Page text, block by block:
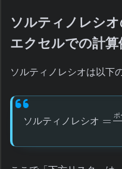
ソルティノレシオ
エクセルでの計算
ソルティノレシオは以下
ソ ルテ ィ ノ レ シオ = ポ